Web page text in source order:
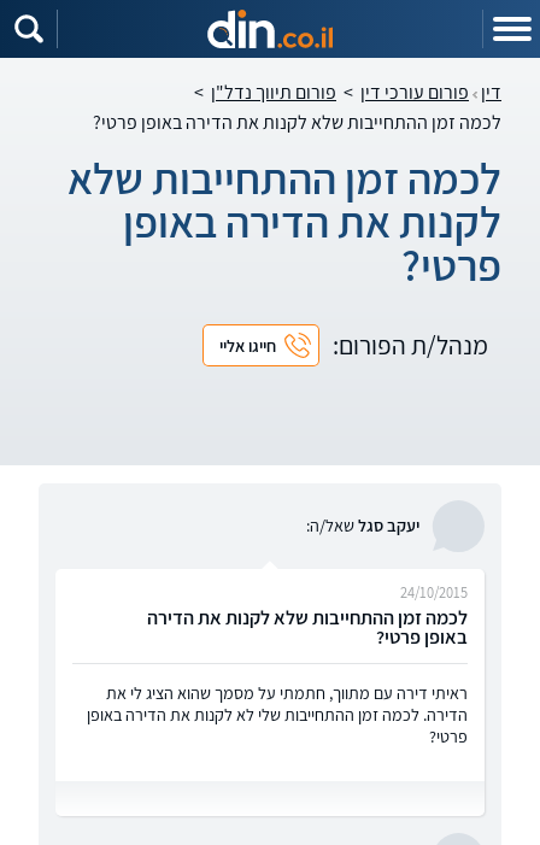
דין פורום עורכי דין > פורום תיווך נדל"ן >
לכמה זמן ההתחייבות שלא לקנות את הדירה באופן פרטי?
לכמה זמן ההתחייבות שלא
לקנות את הדירה באופן
פרטי?
מנהל/ת הפורום: חייגו אליי
יעקב סגלשאל/ה:
לכמה זמן ההתחייבות שלא לקנות את הדירה
באופן פרטי?
24/10/2015
ראיתי דירה עם מתווך, חתמתי על מסמך שהוא הציג לי את
הדירה. לכמה זמן ההתחייבות שלי לא לקנות את הדירה באופן
פרטי?